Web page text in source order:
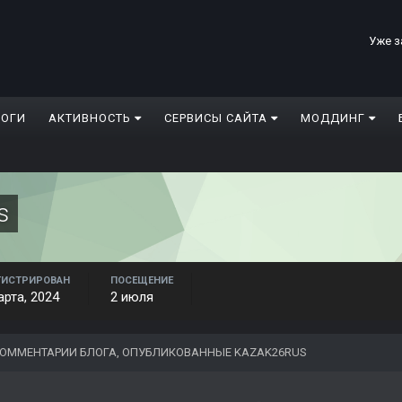
Уже
АКТИВНОСТЬ СЕРВИСЫ САЙТА МОДДИНГ
2024
ПОСЕЩЕНИЕ
2 июля
БЛОГА, ОПУБЛИКОВАННЫЕ KAZAK26RUS